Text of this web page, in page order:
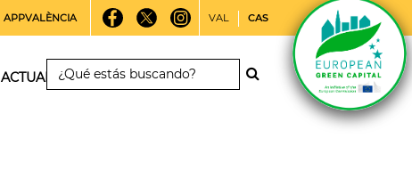
APPVALÈNCIA VAL CAS
ACTUALIDAD